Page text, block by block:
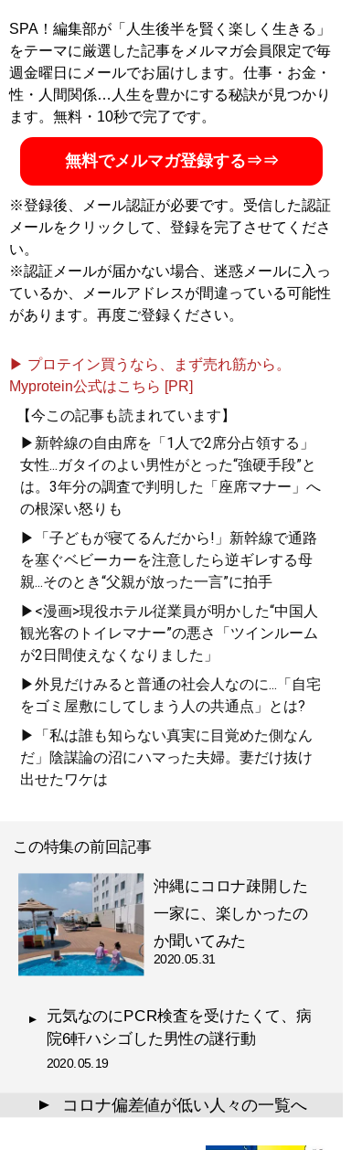
SPA！編集部が「人生後半を賢く楽しく生きる」
をテーマに厳選した記事をメルマガ会員限定で毎
週金曜日にメールでお届けします。仕事・お金・
性・人間関係…人生を豊かにする秘訣が見つかり
ます。無料・10秒で完了です。
無料でメルマガ登録する⇒⇒
※登録後、メール認証が必要です。受信した認証
メールをクリックして、登録を完了させてくださ
い。
※認証メールが届かない場合、迷惑メールに入っ
ているか、メールアドレスが間違っている可能性
があります。再度ご登録ください。
▶ プロテイン買うなら、まず売れ筋から。
Myprotein公式はこちら [PR]
【今この記事も読まれています】
▶新幹線の自由席を「1人で2席分占領する」
女性...ガタイのよい男性がとった“強硬手段”と
は。3年分の調査で判明した「座席マナー」へ
の根深い怒りも
▶「子どもが寝てるんだから!」新幹線で通路
を塞ぐベビーカーを注意したら逆ギレする母
親...そのとき“父親が放った一言”に拍手
▶<漫画>現役ホテル従業員が明かした“中国人
観光客のトイレマナー”の悪さ「ツインルーム
が2日間使えなくなりました」
▶外見だけみると普通の社会人なのに...「自宅
をゴミ屋敷にしてしまう人の共通点」とは?
▶「私は誰も知らない真実に目覚めた側なん
だ」陰謀論の沼にハマった夫婦。妻だけ抜け
出せたワケは
この特集の前回記事
沖縄にコロナ疎開した
一家に、楽しかったの
か聞いてみた
2020.05.31
元気なのにPCR検査を受けたくて、病
院6軒ハシゴした男性の謎行動
2020.05.19
▲ コロナ偏差値が低い人々の一覧へ